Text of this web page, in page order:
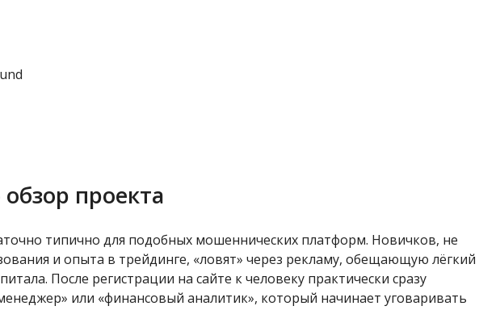
проекта
типично для подобных мошеннических платформ. Новичков, не
и опыта в трейдинге, «ловят» через рекламу, обещающую лёгкий
После регистрации на сайте к человеку практически сразу
или «финансовый аналитик», который начинает уговаривать